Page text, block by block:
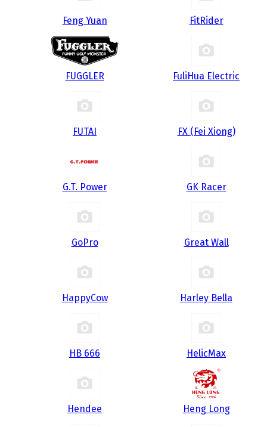
Feng Yuan FitRider
FUGGLER FuliHua Electric
FUTAI FX (Fei Xiong)
G.T. Power GK Racer
GoPro Great Wall
HappyCow Harley Bella
HB 666 HelicMax
Hendee Heng Long